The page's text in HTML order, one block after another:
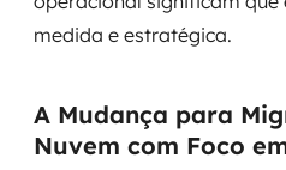
SRE / DevOps
medida e estratégica.
A Mudança para
Nuvem com Foco